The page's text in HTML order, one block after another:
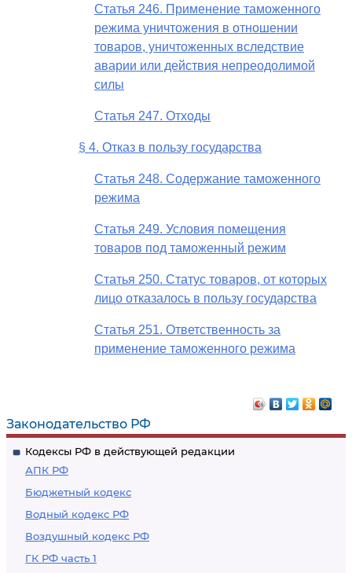
Законодательство РФ
Кодексы РФ в действующей редакции
АПК РФ
Бюджетный кодекс
Водный кодекс РФ
Воздушный кодекс РФ
ГК РФ часть 1
Статья 246. Применение таможенного
режима уничтожения в отношении
товаров, уничтоженных вследствие
аварии или действия непреодолимой
силы
Статья 247. Отходы
§ 4. Отказ в пользу государства
Статья 248. Содержание таможенного
режима
Статья 249. Условия помещения
товаров под таможенный режим
Статья 250. Статус товаров, от которых
лицо отказалось в пользу государства
Статья 251. Ответственность за
применение таможенного режима